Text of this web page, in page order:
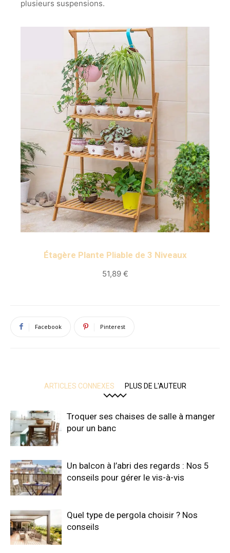
plusieurs suspensions.
Étagère Plante Pliable de 3 Niveaux
51,89 €
Facebook Pinterest
ARTICLES CONNEXES PLUS DE L'AUTEUR
Troquer ses chaises de salle à manger
pour un banc
Un balcon à l’abri des regards : Nos 5
conseils pour gérer le vis-à-vis
Quel type de pergola choisir ? Nos
conseils